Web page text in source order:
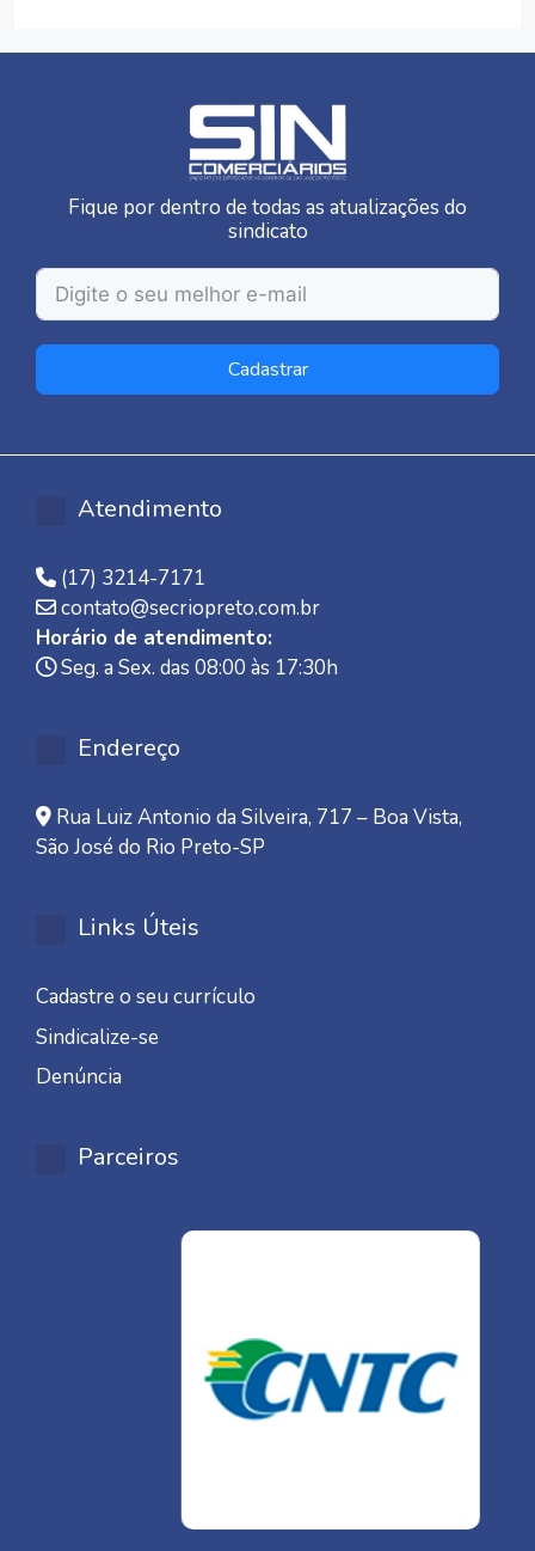
Fique por dentro de todas as atualizações do
sindicato
Cadastrar
Atendimento
(17) 3214-7171
contato@secriopreto.com.br
Horário de atendimento:
Seg. a Sex. das 08:00 às 17:30h
Endereço
Rua Luiz Antonio da Silveira, 717 – Boa Vista,
São José do Rio Preto-SP
Links Úteis
Cadastre o seu currículo
Sindicalize-se
Denúncia
Parceiros